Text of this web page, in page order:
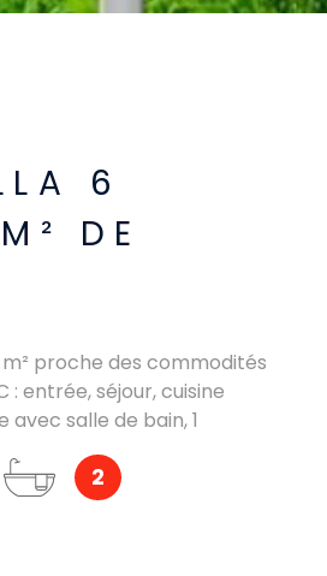
6
DE
proche des commodités
: entrée, séjour, cuisine
salle de bain, 1
de bain. RDJ : salle de jeux,
une dépendance complète ce
2